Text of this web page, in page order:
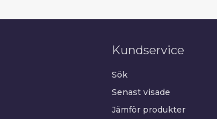
Kundservice
Sök
Senast visade
Jämför produkter